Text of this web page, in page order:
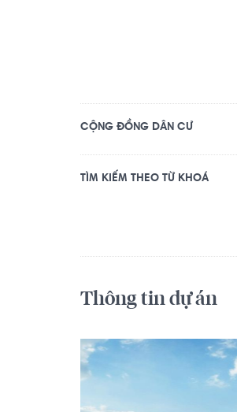
CỘNG ĐỒNG DÂN CƯ
TÌM KIẾM THEO TỪ KHOÁ
Thông tin dự án